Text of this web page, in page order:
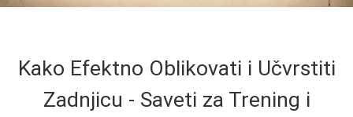
Kako Efektno Oblikovati i Učvrstiti
Zadnjicu - Saveti za Trening i